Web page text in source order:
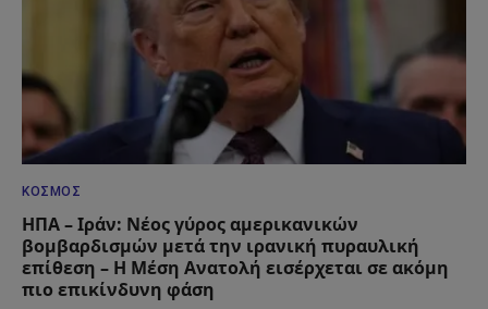
ΚΌΣΜΟΣ
ΗΠΑ – Ιράν: Νέος γύρος αμερικανικών
βομβαρδισμών μετά την ιρανική πυραυλική
επίθεση – Η Μέση Ανατολή εισέρχεται σε ακόμη
πιο επικίνδυνη φάση